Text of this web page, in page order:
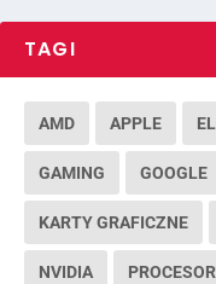
TAGI
AMD APPLE
GAMING GOOGLE
KARTY GRAFICZNE
NVIDIA